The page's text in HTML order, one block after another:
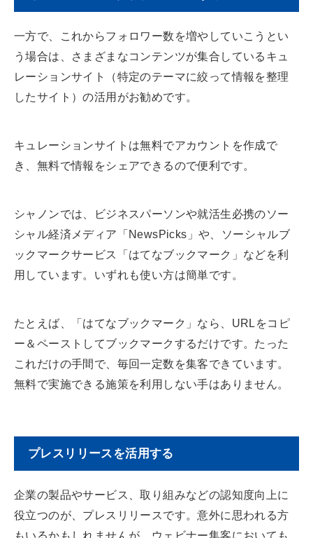
一方で、これからフォロワー数を増やしていこうとい
う場合は、さまざまなコンテンツが集合しているキュ
レーションサイト（特定のテーマに絞って情報を整理
したサイト）の活用がお勧めです。
キュレーションサイトは無料でアカウントを作成で
き、無料で情報をシェアできるので便利です。
シャノンでは、ビジネスパーソンや就活生必携のソー
シャル経済メディア「NewsPicks」や、ソーシャルブ
ックマークサービス「はてなブックマーク」などを利
用しています。いずれも使い方は簡単です。
たとえば、「はてなブックマーク」なら、URLをコピ
ー＆ペーストしてブックマークするだけです。たった
これだけの手間で、毎回一定数を集客できています。
無料で実施できる施策を利用しない手はありません。
プレスリリースを活用する
企業の製品やサービス、取り組みなどの認知度向上に
役立つのが、プレスリリースです。意外に思われる方
もいるかもしれませんが、ウェビナー集客においても